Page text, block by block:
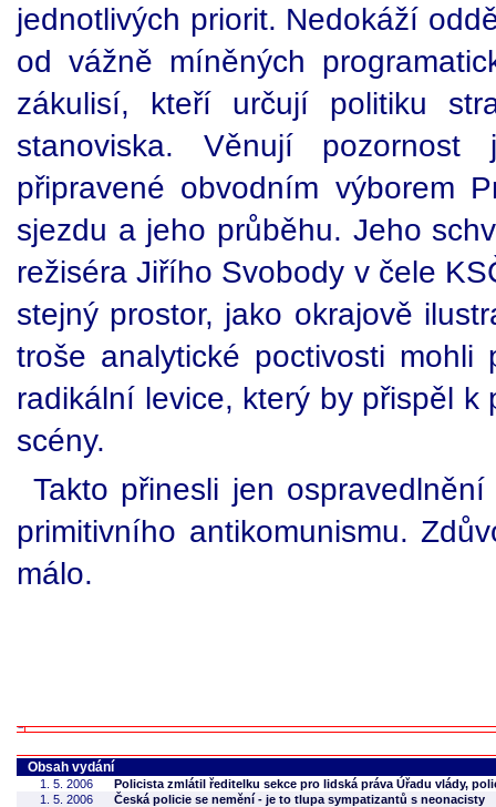
jednotlivých priorit. Nedokáží
od vážně míněných
zákulisí, kteří určují politiku
stanoviska. Věnují pozornost
připravené obvodním výborem
sjezdu a jeho průběhu. Jeho
režiséra Jiřího Svobody v čele
stejný prostor, jako okrajově
troše analytické poctivosti mohli
radikální levice, který by přispěl
scény.
Takto přinesli jen
primitivního antikomunismu.
málo.
Obsah vydání
1. 5. 2006
Policista zmlátil ředitelku sekce pro lidská práva Úřadu vlády,
1. 5. 2006
Česká policie se nemění - je to tlupa sympatizantů s neonacisty